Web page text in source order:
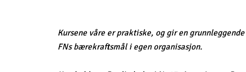
Kursene våre er praktiske, og gir en
FNs bærekraftsmål i egen organisasjon.